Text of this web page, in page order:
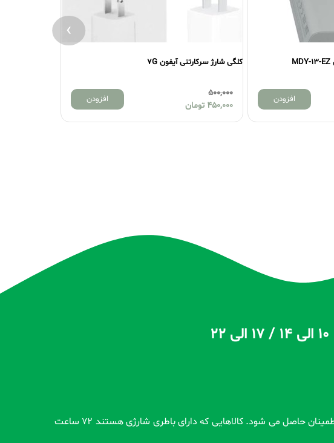
کلگی شارژ سرکارتنی آیفون 7G
500,000
450,000 تومان
1,500,000
1,350,000 تومان
›
تمام محصولات بدون گارانتی قبل از اضافه شدن در سایت و بعد از ثبت سفارش مشتری کاملاً تست و از سلامت محصول اطمینان حاصل می شود. کالاهایی که دارای باطری شارژی هستند 72 ساعت